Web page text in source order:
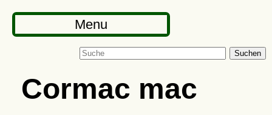
Menu
Suchen
Cormac mac